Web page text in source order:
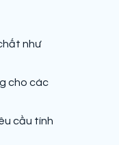
như
cho các
cầu tính